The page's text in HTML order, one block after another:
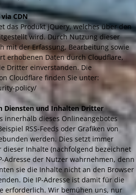
CDN
das Produkt jQuery, welches über den
wird. Durch Nutzung dieser
mit der Erfassung, Bearbeitung sowie
erhobenen Daten durch Cloudflare,
Dritter einverstanden. Die
Cloudflare finden Sie unter:
policy/
Diensten und Inhalten Dritter
innerhalb dieses Onlineangebotes
RSS-Feeds oder Grafiken von
werden. Dies setzt immer
dieser Inhalte (nachfolgend bezeichnet
Adresse der Nutzer wahrnehmen, denn
sie die Inhalte nicht an den Browser
Die IP-Adresse ist damit für die
erforderlich. Wir bemühen uns, nur